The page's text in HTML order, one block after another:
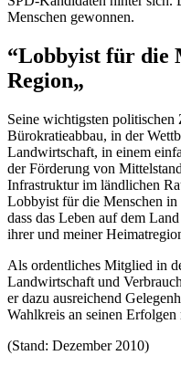
Menschen gewonnen.
“Lobbyist für die
Region„
Seine wichtigsten
Bürokratieabbau, in der
Landwirtschaft, in einem
der Förderung von
Infrastruktur im ländlichen
Lobbyist für die Menschen
dass das Leben auf dem
ihrer und meiner
Als ordentliches Mitglied in
Landwirtschaft und
er dazu ausreichend
Wahlkreis an seinen Erfolgen
(Stand: Dezember 2010)